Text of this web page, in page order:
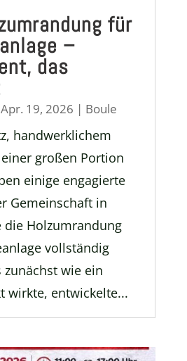
für
–
das
Apr. 19, 2026 | Boule
handwerklichem
großen Portion
einige engagierte
Gemeinschaft in
die Holzumrandung
vollständig
zunächst wie ein
wirkte, entwickelte...